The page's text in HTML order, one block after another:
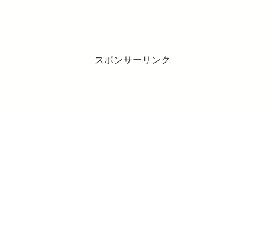
スポンサーリンク